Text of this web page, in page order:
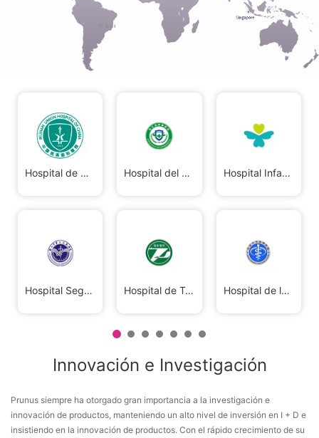
Hospital de Unión de Wuhan
Hospital Segundo del Pueblo de Shenzhen
Hospital del Cáncer de la Academia de Ciencias de la Universidad de China
Hospital de Tongji, Wuhan
Hospital Infantil de Shenzhen
Hospital de la Universidad de Pekín de Shenzhen
Innovación e Investigación
Prunus siempre ha otorgado gran importancia a la investigación e
innovación de productos, manteniendo un alto nivel de inversión en I + D e
insistiendo en la innovación de productos. Con el rápido crecimiento de su